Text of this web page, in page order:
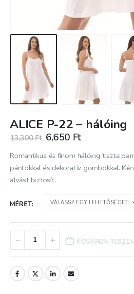
ALICE P-22 – hálóing
13,300Ft Original
price
was:
13,300 Ft.
6,650 FtCurrent
is:
6,650 Ft.
Romantikus és finom hálóing tiszta
pántokkal és dekoratív gombokkal.
alvást biztosít.
MÉRET
KOSÁRBA